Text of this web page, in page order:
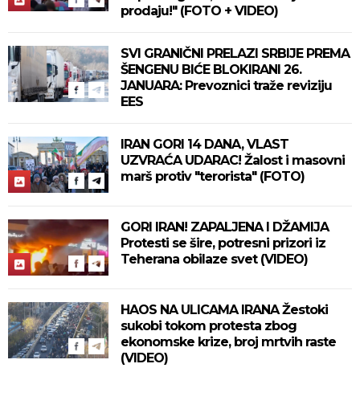
prodaju!" (FOTO + VIDEO)
SVI GRANIČNI PRELAZI SRBIJE PREMA
ŠENGENU BIĆE BLOKIRANI 26.
JANUARA: Prevoznici traže reviziju
EES
IRAN GORI 14 DANA, VLAST
UZVRAĆA UDARAC! Žalost i masovni
marš protiv "terorista" (FOTO)
GORI IRAN! ZAPALJENA I DŽAMIJA
Protesti se šire, potresni prizori iz
Teherana obilaze svet (VIDEO)
HAOS NA ULICAMA IRANA Žestoki
sukobi tokom protesta zbog
ekonomske krize, broj mrtvih raste
(VIDEO)